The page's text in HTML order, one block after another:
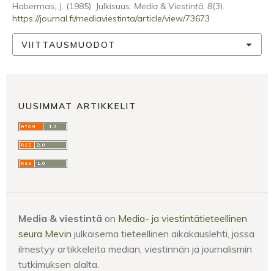
Habermas, J. (1985). Julkisuus. Media & Viestintä, 8(3).
https://journal.fi/mediaviestinta/article/view/73673
VIITTAUSMUODOT
UUSIMMAT ARTIKKELIT
Media & viestintä on Media- ja viestintätieteellinen
seura Mevin julkaisema tieteellinen aikakauslehti, jossa
ilmestyy artikkeleita median, viestinnän ja journalismin
tutkimuksen alalta.